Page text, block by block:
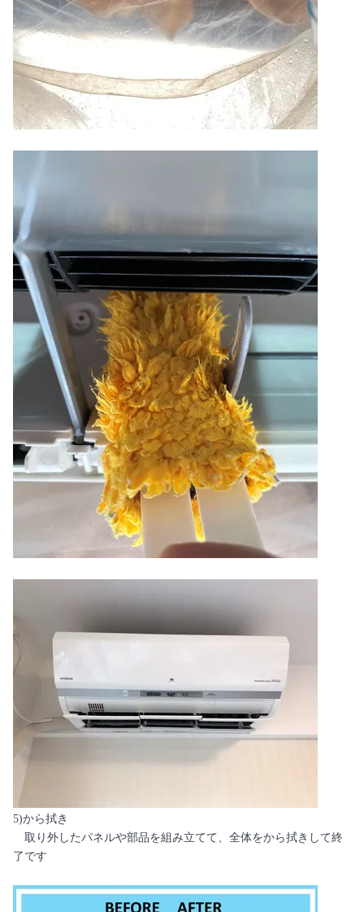
5)から拭き
取り外したパネルや部品を組み立てて、全体をから拭きして終
了です